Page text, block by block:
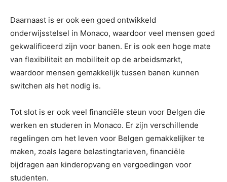
Daarnaast is er ook een goed ontwikkeld
onderwijsstelsel in Monaco, waardoor veel mensen goed
gekwalificeerd zijn voor banen. Er is ook een hoge mate
van flexibiliteit en mobiliteit op de arbeidsmarkt,
waardoor mensen gemakkelijk tussen banen kunnen
switchen als het nodig is.
Tot slot is er ook veel financiële steun voor Belgen die
werken en studeren in Monaco. Er zijn verschillende
regelingen om het leven voor Belgen gemakkelijker te
maken, zoals lagere belastingtarieven, financiële
bijdragen aan kinderopvang en vergoedingen voor
studenten.